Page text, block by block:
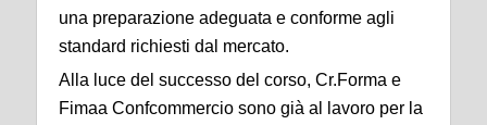
una preparazione adeguata e conforme agli
standard richiesti dal mercato.
Alla luce del successo del corso, Cr.Forma e
Fimaa Confcommercio sono già al lavoro per la